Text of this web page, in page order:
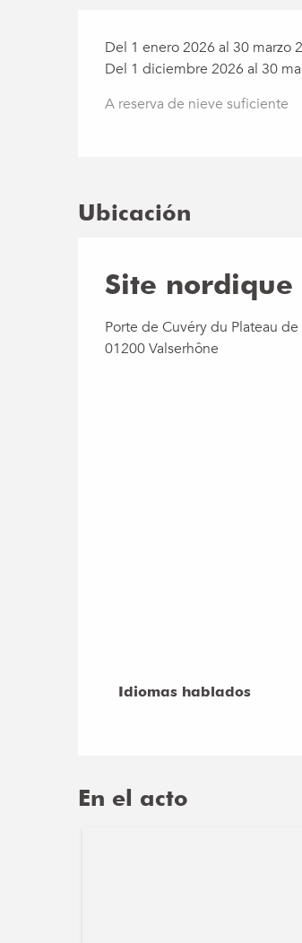
Del 1 enero 2026 al 30 marzo
Del 1 diciembre 2026 al 30
A reserva de nieve suficiente
Ubicación
Site nordique
Porte de Cuvéry du Plateau
01200 Valserhône
Idiomas hablados
Idiomas hablados
En el acto